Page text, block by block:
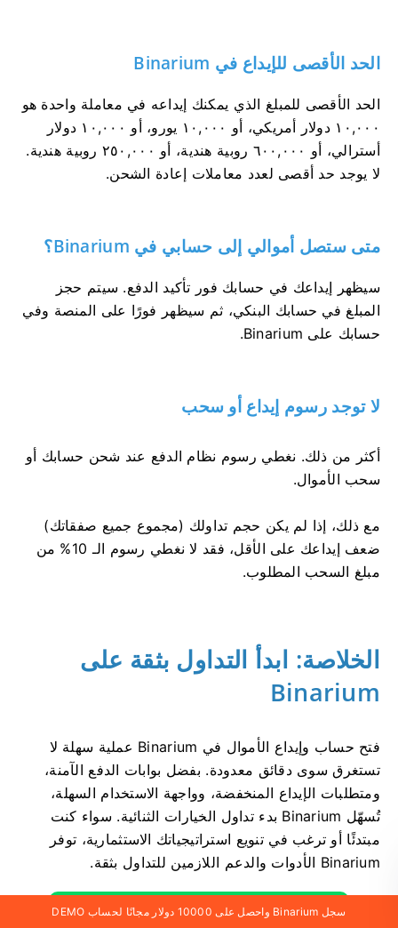
الحد الأقصى للإيداع في Binarium
الحد الأقصى للمبلغ الذي يمكنك إيداعه في معاملة واحدة هو
١٠,٠٠٠ دولار أمريكي، أو ١٠,٠٠٠ يورو، أو ١٠,٠٠٠ دولار
أسترالي، أو ٦٠٠,٠٠٠ روبية هندية، أو ٢٥٠,٠٠٠ روبية هندية.
لا يوجد حد أقصى لعدد معاملات إعادة الشحن.
متى ستصل أموالي إلى حسابي في Binarium؟
سيظهر إيداعك في حسابك فور تأكيد الدفع. سيتم حجز
المبلغ في حسابك البنكي، ثم سيظهر فورًا على المنصة وفي
حسابك على Binarium.
لا توجد رسوم إيداع أو سحب
أكثر من ذلك. نغطي رسوم نظام الدفع عند شحن حسابك أو
سحب الأموال.
مع ذلك، إذا لم يكن حجم تداولك (مجموع جميع صفقاتك)
ضعف إيداعك على الأقل، فقد لا نغطي رسوم الـ 10% من
مبلغ السحب المطلوب.
الخلاصة: ابدأ التداول بثقة على
Binarium
فتح حساب وإيداع الأموال في Binarium عملية سهلة لا
تستغرق سوى دقائق معدودة. بفضل بوابات الدفع الآمنة،
ومتطلبات الإيداع المنخفضة، وواجهة الاستخدام السهلة،
تُسهّل Binarium بدء تداول الخيارات الثنائية. سواء كنت
مبتدئًا أو ترغب في تنويع استراتيجياتك الاستثمارية، توفر
Binarium الأدوات والدعم اللازمين للتداول بثقة.
سجل Binarium واحصل على 10000 دولار مجانًاسجل Binarium واحصل على 10000 دولار مجانًا لحساب DEMO